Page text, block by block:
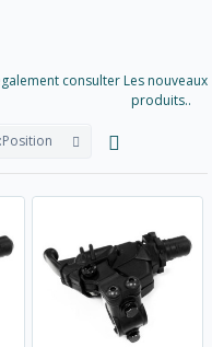
consulter Les nouveaux
produits..
Position